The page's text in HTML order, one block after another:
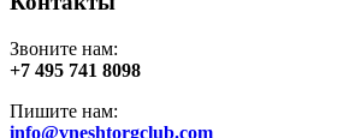
Звоните нам:
+7 495 741 8098
Пишите нам:
info@vneshtorgclub.com